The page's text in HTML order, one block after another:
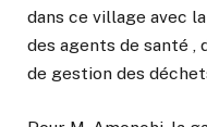
dans ce village avec
des agents de santé ,
de gestion des